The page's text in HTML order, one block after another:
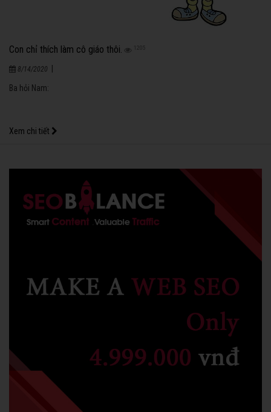
Con chỉ thích làm cô giáo thôi.
8/14/2020
Ba hỏi Nam:
Xem chi tiết